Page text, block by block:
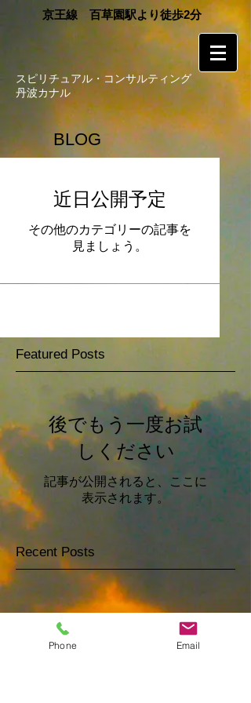
​京王線 百草園駅より徒歩2分
スピリチュアル・コンサルティング
丹波カナル
BLOG
近日公開予定
その他のカテゴリーの記事を
見ましょう。
Featured Posts
後でもう一度お試
しください
記事が公開されると、ここに
表示されます。
Recent Posts
後でもう一度お試
Phone Email